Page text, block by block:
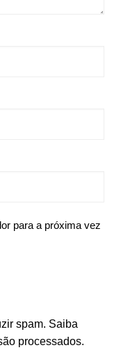
para a próxima vez
spam. Saiba
processados.